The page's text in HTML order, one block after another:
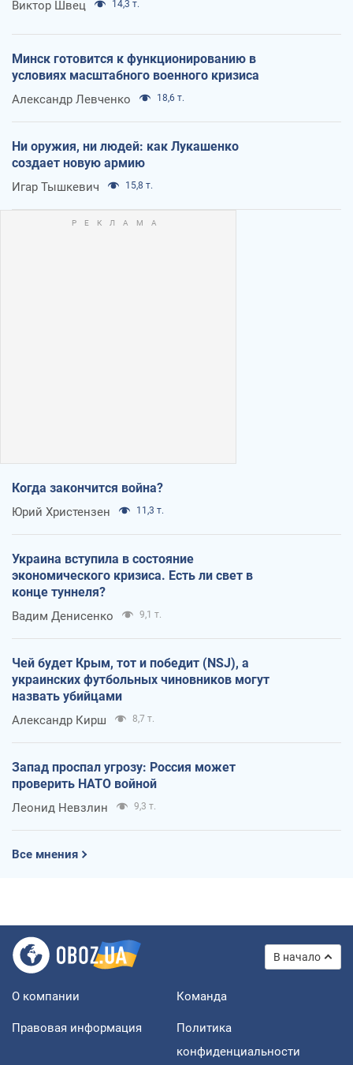
Виктор Швец 14,3 т.
Минск готовится к функционированию в
условиях масштабного военного кризиса
Александр Левченко 18,6 т.
Ни оружия, ни людей: как Лукашенко
создает новую армию
Игар Тышкевич 15,8 т.
Когда закончится война?
Юрий Христензен 11,3 т.
Украина вступила в состояние
экономического кризиса. Есть ли свет в
конце туннеля?
Вадим Денисенко 9,1 т.
Чей будет Крым, тот и победит (NSJ), а
украинских футбольных чиновников могут
назвать убийцами
Александр Кирш 8,7 т.
Запад проспал угрозу: Россия может
проверить НАТО войной
Леонид Невзлин 9,3 т.
Все мнения
В начало
О компании Команда
Правовая информация
Политика
конфиденциальности